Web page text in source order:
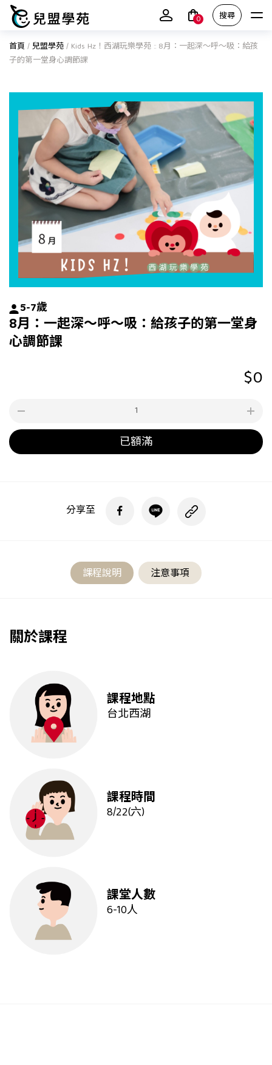
搜尋
0
首頁 /兒盟學苑/Kids Hz！西湖玩樂學苑 :: 8月：一起深～呼～吸：給孩
子的第一堂身心調節課
5-7歲
8月：一起深～呼～吸：給孩子的第一堂身
心調節課
$0
已額滿
分享至
課程說明 注意事項
關於課程
課程地點
台北西湖
課程時間
8/22(六)
課堂人數
6-10人